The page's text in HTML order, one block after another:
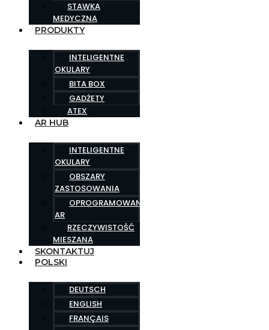
STAWKA
MEDYCZNA
PRODUKTY
INTELIGENTNE
OKULARY
BITA BOX
GADŻETY
ATEX
AR HUB
INTELIGENTNE
OKULARY
OBSZARY
ZASTOSOWANIA
OPROGRAMOWANIE
AR
RZECZYWISTOŚĆ
MIESZANA
SKONTAKTUJ
POLSKI
DEUTSCH
ENGLISH
FRANÇAIS